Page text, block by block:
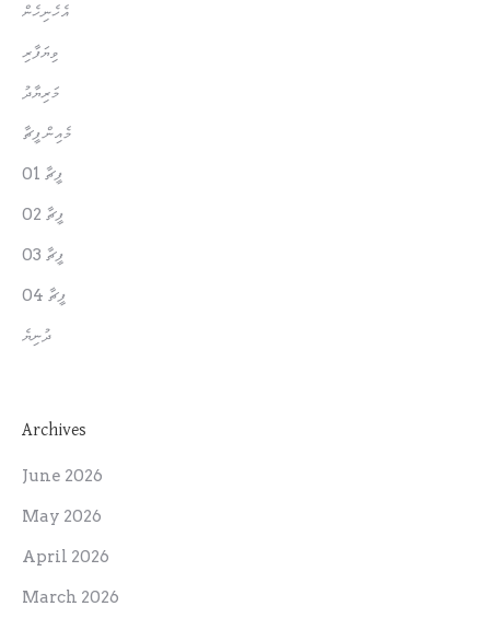
އެހެނިހެން
ވިޔަފާރި
މަރިޔާދު
މެއިން ފީޗާ
ފީޗާ 01
ފީޗާ 02
ފީޗާ 03
ފީޗާ 04
ދުނިޔެ
Archives
June 2026
May 2026
April 2026
March 2026